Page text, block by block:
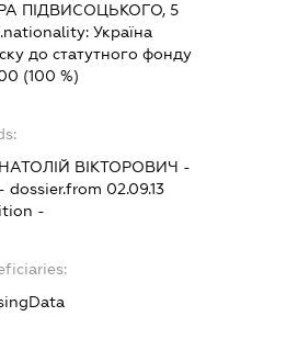
ПІДВИСОЦЬКОГО, 5
Україна
до статутного фонду
(100 %)
ВІКТОРОВИЧ -
dossier.from 02.09.13
-